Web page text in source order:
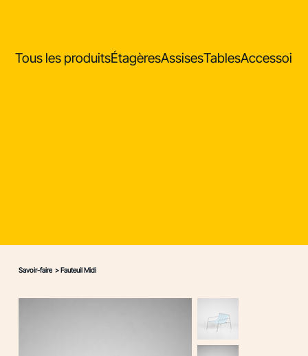
Tous les produitsÉtagèresAssisesTables
Savoir-faire >Fauteuil Midi